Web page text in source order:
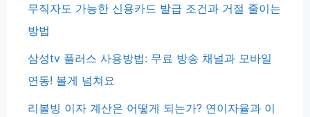
무직자도 가능한 신용카드 발급 조건과 거절 줄이는
방법
삼성tv 플러스 사용방법: 무료 방송 채널과 모바일
연동! 볼게 넘쳐요
리볼빙 이자 계산은 어떻게 되는가? 연이자율과 이